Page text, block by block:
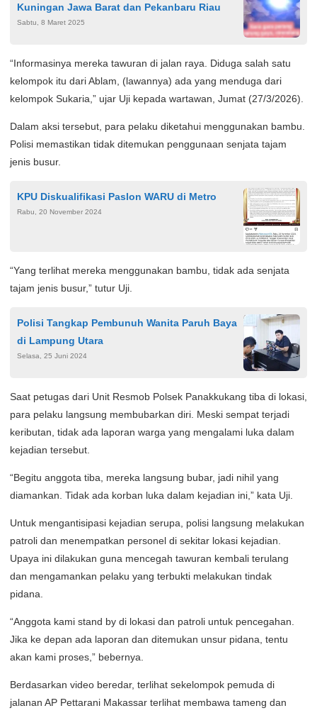
Kuningan Jawa Barat dan Pekanbaru Riau
Sabtu, 8 Maret 2025
“Informasinya mereka tawuran di jalan raya. Diduga salah satu
kelompok itu dari Ablam, (lawannya) ada yang menduga dari
kelompok Sukaria,” ujar Uji kepada wartawan, Jumat (27/3/2026).
Dalam aksi tersebut, para pelaku diketahui menggunakan bambu.
Polisi memastikan tidak ditemukan penggunaan senjata tajam
jenis busur.
KPU Diskualifikasi Paslon WARU di Metro
Rabu, 20 November 2024
“Yang terlihat mereka menggunakan bambu, tidak ada senjata
tajam jenis busur,” tutur Uji.
Polisi Tangkap Pembunuh Wanita Paruh Baya
di Lampung Utara
Selasa, 25 Juni 2024
Saat petugas dari Unit Resmob Polsek Panakkukang tiba di lokasi,
para pelaku langsung membubarkan diri. Meski sempat terjadi
keributan, tidak ada laporan warga yang mengalami luka dalam
kejadian tersebut.
“Begitu anggota tiba, mereka langsung bubar, jadi nihil yang
diamankan. Tidak ada korban luka dalam kejadian ini,” kata Uji.
Untuk mengantisipasi kejadian serupa, polisi langsung melakukan
patroli dan menempatkan personel di sekitar lokasi kejadian.
Upaya ini dilakukan guna mencegah tawuran kembali terulang
dan mengamankan pelaku yang terbukti melakukan tindak
pidana.
“Anggota kami stand by di lokasi dan patroli untuk pencegahan.
Jika ke depan ada laporan dan ditemukan unsur pidana, tentu
akan kami proses,” bebernya.
Berdasarkan video beredar, terlihat sekelompok pemuda di
jalanan AP Pettarani Makassar terlihat membawa tameng dan